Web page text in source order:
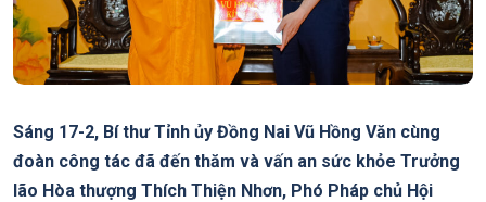
Sáng 17-2, Bí thư Tỉnh ủy Đồng Nai Vũ Hồng Văn cùng
đoàn công tác đã đến thăm và vấn an sức khỏe Trưởng
lão Hòa thượng Thích Thiện Nhơn, Phó Pháp chủ Hội